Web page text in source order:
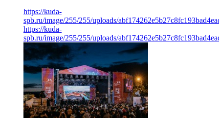
https://kuda-
spb.ru/image/255/255/uploads/
https://kuda-
spb.ru/image/255/255/uploads/